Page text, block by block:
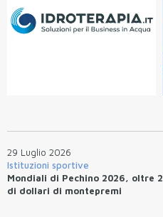
29 Luglio 2026
Istituzioni sportive
Mondiali di Pechino 2026, oltre
di dollari di montepremi